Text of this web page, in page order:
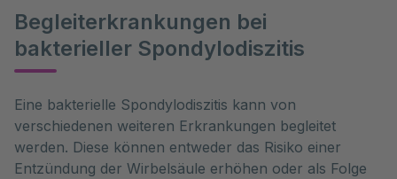
Begleiterkrankungen bei
bakterieller Spondylodiszitis
Eine bakterielle Spondylodiszitis kann von
verschiedenen weiteren Erkrankungen begleitet
werden. Diese können entweder das Risiko einer
Entzündung der Wirbelsäule erhöhen oder als Folge